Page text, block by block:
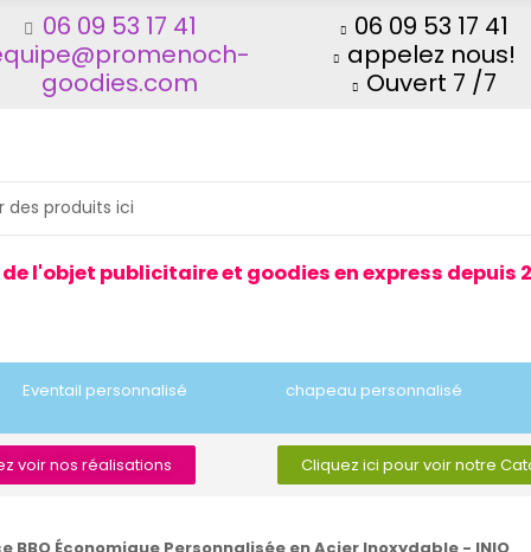
06 09 53 17 41
goodies.com
06 09 53 17 41
appelez nous!
Ouvert 7 /7
l'objet publicitaire et goodies en express depuis
Eventail personnalisé chapeau personnalisé
voir nos réalisations Cliquez ici pour voir notre